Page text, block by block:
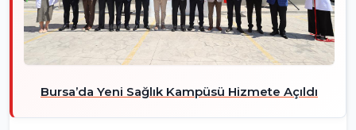
Bursa’da Yeni Sağlık Kampüsü Hizmete Açıldı